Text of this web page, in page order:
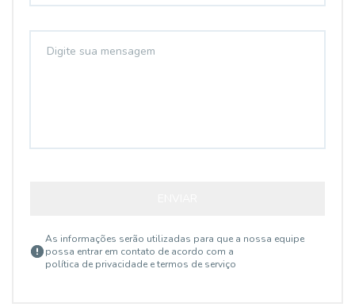
As informações serão utilizadas para que a nossa equipe
possa entrar em contato de acordo com a
política de privacidade e termos de serviço